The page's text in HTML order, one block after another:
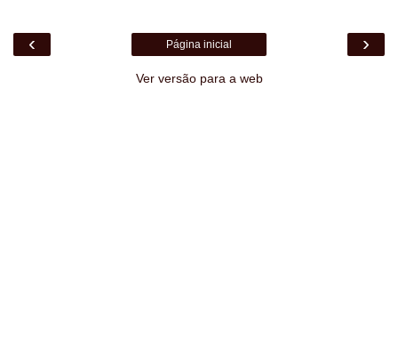
‹ ›
Página inicial
Ver versão para a web